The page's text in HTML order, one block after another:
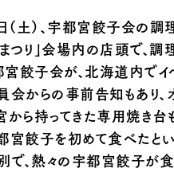
（土）、宇都宮餃子会の調
つり」会場内の店頭で、調
餃子会が、北海道内でイ
会からの事前告知もあり
から持ってきた専用焼き台
宮餃子を初めて食べた
別で、熱々の宇都宮餃子